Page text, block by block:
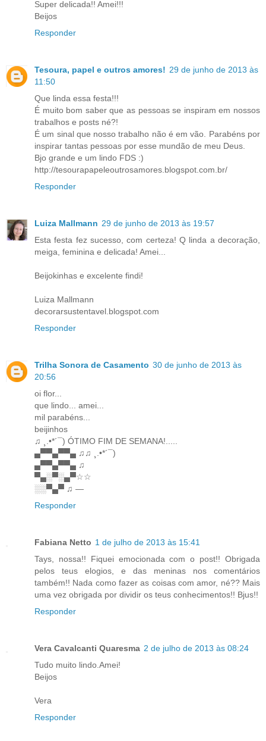
Super delicada!! Amei!!!
Beijos
Responder
Tesoura, papel e outros amores! 29 de junho de 2013 às
11:50
Que linda essa festa!!!
É muito bom saber que as pessoas se inspiram em nossos
trabalhos e posts né?!
É um sinal que nosso trabalho não é em vão. Parabéns por
inspirar tantas pessoas por esse mundão de meu Deus.
Bjo grande e um lindo FDS :)
http://tesourapapeleoutrosamores.blogspot.com.br/
Responder
Luiza Mallmann 29 de junho de 2013 às 19:57
Esta festa fez sucesso, com certeza! Q linda a decoração,
meiga, feminina e delicada! Amei...
Beijokinhas e excelente findi!
Luiza Mallmann
decorarsustentavel.blogspot.com
Responder
Trilha Sonora de Casamento 30 de junho de 2013 às
20:56
oi flor...
que lindo... amei...
mil parabéns...
beijinhos
♫ ¸.•*´¯) ÓTIMO FIM DE SEMANA!.....
▄▀▀▄▀▀▄ ♫♫ ¸.•*´¯)
▄▀▀▄▀▀▄ ♫
▀▄░▀░▄▀☆☆
░░▀▄▀ ♫ —
Responder
Fabiana Netto 1 de julho de 2013 às 15:41
Tays, nossa!! Fiquei emocionada com o post!! Obrigada
pelos teus elogios, e das meninas nos comentários
também!! Nada como fazer as coisas com amor, né?? Mais
uma vez obrigada por dividir os teus conhecimentos!! Bjus!!
Responder
Vera Cavalcanti Quaresma 2 de julho de 2013 às 08:24
Tudo muito lindo.Amei!
Beijos
Vera
Responder